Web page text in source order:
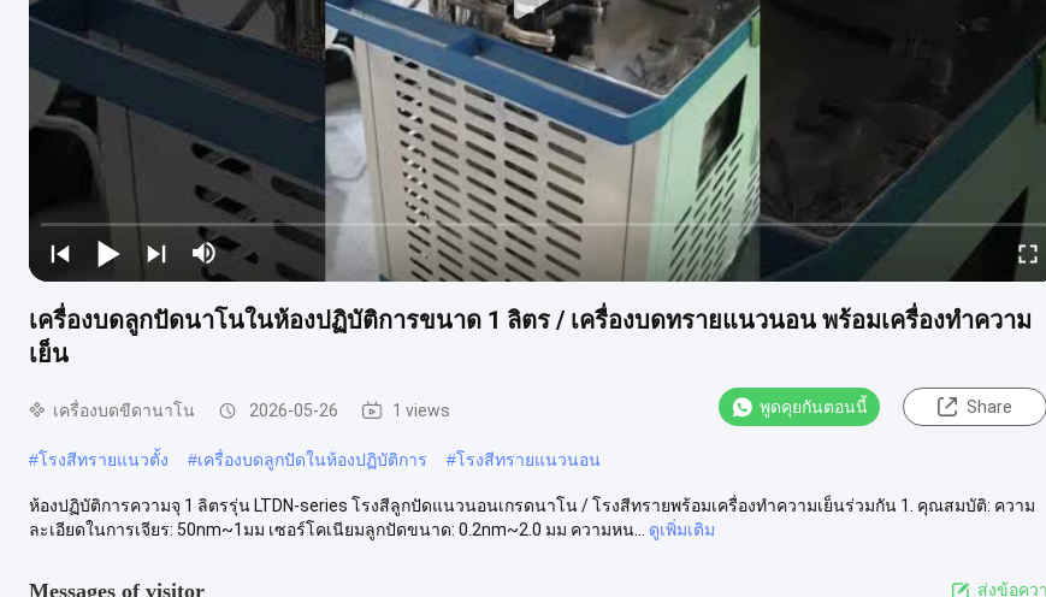
เครื่องบดลูกปัดนาโนในห้องปฏิบัติการขนาด 1 ลิตร / เครื่องบดทรายแนวนอน พร้อมเครื่องทำความ
เย็น
เครื่องบดขีดานาโน 2026-05-26 1 views พูดคุยกันตอนนี้ Share
#โรงสีทรายแนวตั้ง #เครื่องบดลูกปัดในห้องปฏิบัติการ #โรงสีทรายแนวนอน
ห้องปฏิบัติการความจุ 1 ลิตรรุ่น LTDN-series โรงสีลูกปัดแนวนอนเกรดนาโน / โรงสีทรายพร้อมเครื่องทำความเย็นร่วมกัน 1. คุณสมบัติ: ความ
ละเอียดในการเจียร: 50nm~1มม เซอร์โคเนียมลูกปัดขนาด: 0.2nm~2.0 มม ความหน...
ดูเพิ่มเติม
Messages of visitor ส่งข้อคว